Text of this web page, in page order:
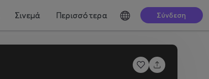
Σινεμά Περισσότερα Σύνδεση